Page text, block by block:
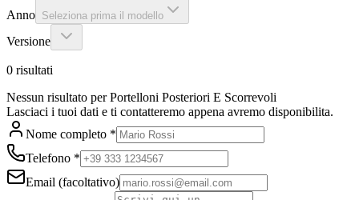
Anno Seleziona prima il modello
Versione
0 risultati
Nessun risultato per Portelloni Posteriori E Scorrevoli
Lasciaci i tuoi dati e ti contatteremo appena avremo disponibilita.
Nome completo *
Telefono *
Email (facoltativo)